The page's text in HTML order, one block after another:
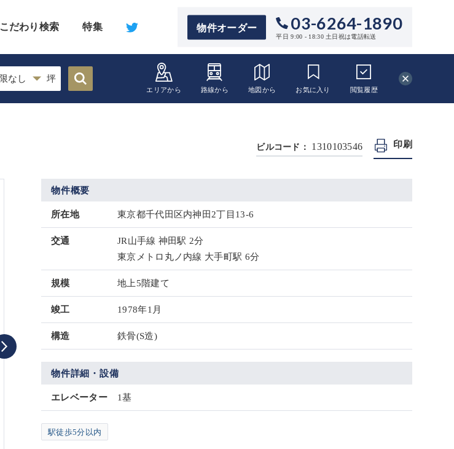
物件オーダー 03-6264-1890
平日 9:00 - 18:30 土日祝は電話転送
こだわり検索 特集
エリアから 路線から 地図から お気に入り 閲覧履歴
ビルコード： 1310103546 印刷
物件概要
所在地 東京都千代田区内神田2丁目13-6
交通
JR山手線 神田駅 2分
東京メトロ丸ノ内線 大手町駅 6分
規模 地上5階建て
竣工 1978年1月
構造 鉄骨(S造)
物件詳細・設備
エレベーター 1基
駅徒歩5分以内